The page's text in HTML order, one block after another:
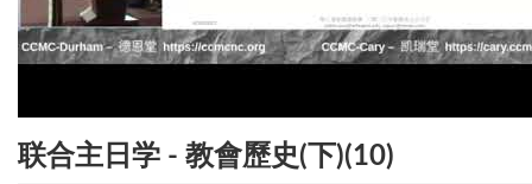
联合主日学 - 教會歷史(下)(10)